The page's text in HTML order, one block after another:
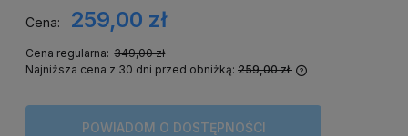
Cena: 259,00 zł
Cena regularna: 349,00 zł
Najniższa cena z 30 dni przed obniżką: 259,00 zł
niż 30 dni,
POWIADOM O DOSTĘPNOŚCI